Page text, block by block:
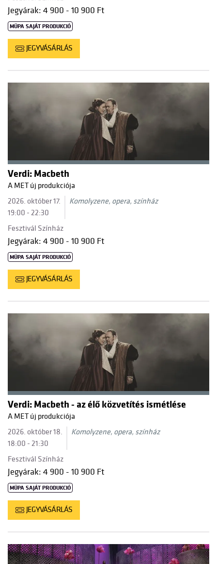
Jegyárak: 4 900 - 10 900 Ft
MÜPA SAJÁT PRODUKCIÓ
JEGYVÁSÁRLÁS
Verdi: Macbeth
A MET új produkciója
2026. október 17.
19:00 - 22:30
Komolyzene, opera, színház
Fesztivál Színház
Jegyárak: 4 900 - 10 900 Ft
MÜPA SAJÁT PRODUKCIÓ
JEGYVÁSÁRLÁS
Verdi: Macbeth - az élő közvetítés ismétlése
A MET új produkciója
2026. október 18.
18:00 - 21:30
Komolyzene, opera, színház
Fesztivál Színház
Jegyárak: 4 900 - 10 900 Ft
MÜPA SAJÁT PRODUKCIÓ
JEGYVÁSÁRLÁS